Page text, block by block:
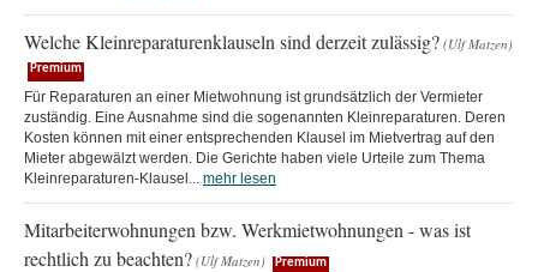
Welche Kleinreparaturenklauseln sind derzeit zulässig? (Ulf Matzen)
Premium
Für Reparaturen an einer Mietwohnung ist grundsätzlich der Vermieter
zuständig. Eine Ausnahme sind die sogenannten Kleinreparaturen. Deren
Kosten können mit einer entsprechenden Klausel im Mietvertrag auf den
Mieter abgewälzt werden. Die Gerichte haben viele Urteile zum Thema
Kleinreparaturen-Klausel... mehr lesen
Mitarbeiterwohnungen bzw. Werkmietwohnungen - was ist
rechtlich zu beachten? (Ulf Matzen) Premium